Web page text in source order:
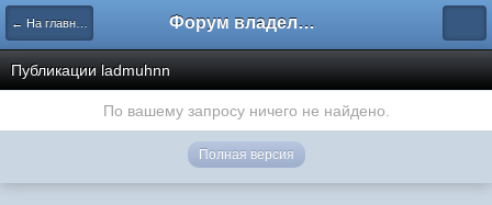
← На главную Форум владельцев интернет-магазинов
Публикации ladmuhnn
По вашему запросу ничего не найдено.
Полная версия